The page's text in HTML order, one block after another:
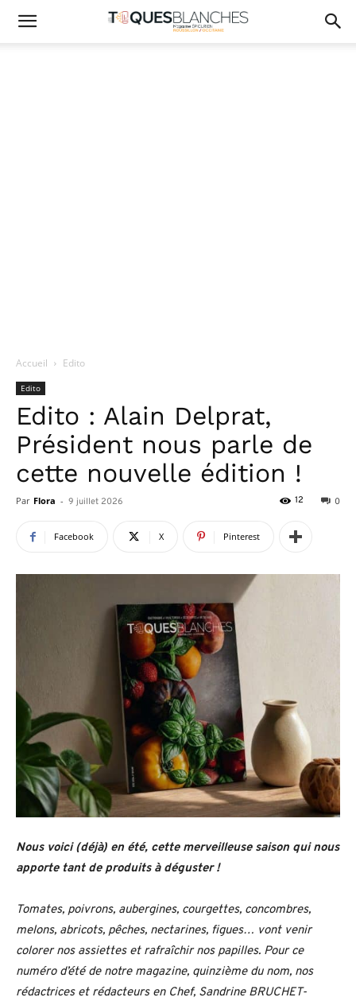
Accueil Edito
Edito
Edito : Alain Delprat,
Président nous parle de
cette nouvelle édition !
Par Flora - 9 juillet 2026 0
12
Facebook X Pinterest
Nous voici (déjà) en été, cette merveilleuse saison qui nous
apporte tant de produits à déguster !
Tomates, poivrons, aubergines, courgettes, concombres,
melons, abricots, pêches, nectarines, figues… vont venir
colorer nos assiettes et rafraîchir nos papilles. Pour ce
numéro d’été de notre magazine, quinzième du nom, nos
rédactrices et rédacteurs en Chef, Sandrine BRUCHET-